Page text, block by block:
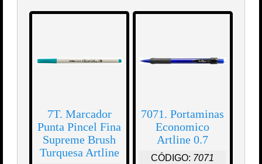
7T. Marcador
Punta Pincel Fina
Supreme Brush
Turquesa Artline
7071. Portaminas
Economico
Artline 0.7
CÓDIGO: 7071